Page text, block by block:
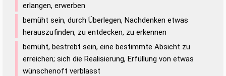
erlangen, erwerben
bemüht sein, durch Überlegen, Nachdenken etwas
herauszufinden, zu entdecken, zu erkennen
bemüht, bestrebt sein, eine bestimmte Absicht zu
erreichen; sich die Realisierung, Erfüllung von etwas
wünschenoft verblasst